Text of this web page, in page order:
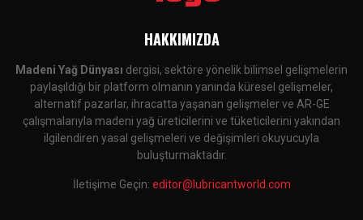
HAKKIMIZDA
Madeni Yağ Dünyası dergisi, sektöre yönelik bilimsel gelişmelerin
paylaşıldığı bir platform olmanın yanında küresel gelişmeler,
alternatif pazarlar, ihracatta yaşanan gelişmeler ve AR-GE
çalışmalarıyla madeni yağ üreticilerini ve tüketicilerini yakından
ilgilendiren yasal gelişmeleri ve değişimleri okuyucuyla
buluşturmaktadır.
İletişime Geçin: editor@lubricantworld.com